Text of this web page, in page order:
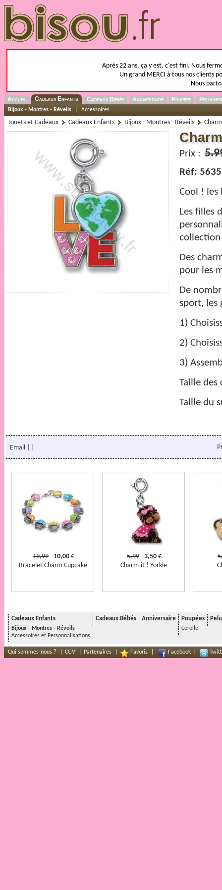
Après 22 ans, ça y est, c'est fini. Nous
Un grand MERCI à tous nos clients
Nous
Accueil Cadeaux Enfants Cadeaux Bébés Anniversaire Poupées Peluches
Bijoux - Montres - Réveils Accessoires
Jouets et Cadeaux Cadeaux Enfants Bijoux - Montres - Réveils
Prix :
Réf: 5635
Cool ! les
Les filles
Des
pour les
De
sport, les
1)
2)
3)
Taille des
Taille du
Email
19,99 10,00 €
Bracelet Charm Cupcake
5,99 3,50 €
Charm-it ! Yorkie
Cadeaux Enfants
Bijoux - Montres - Réveils
Accessoires et Personnalisations
Cadeaux Bébés Anniversaire Poupées
Corolle
Qui sommes-nous ? CGV Partenaires Favoris Facebook